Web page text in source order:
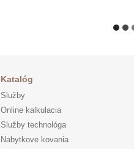
Katalóg
Služby
Online kalkulacia
Služby technológa
Nabytkove kovania